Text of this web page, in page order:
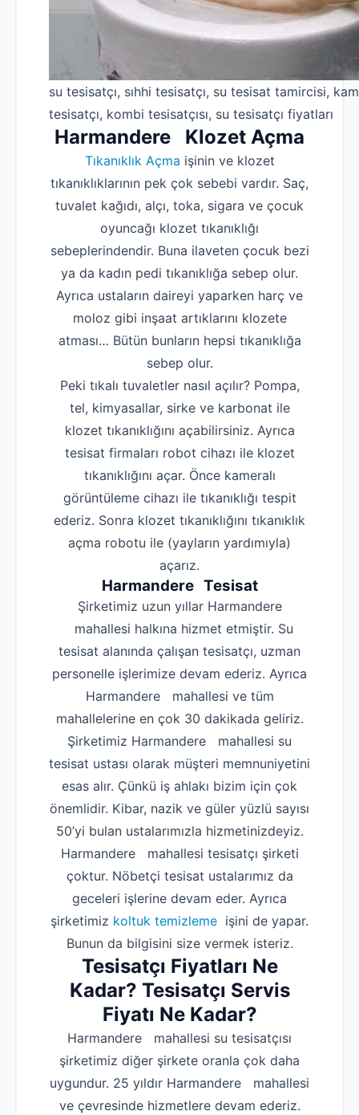
su tesisatçı, sıhhi tesisatçı, su tesisat tamircisi,
tesisatçı, kombi tesisatçısı, su tesisatçı fiyatları
Harmandere Klozet Açma
Tıkanıklık Açma işinin ve klozet
tıkanıklıklarının pek çok sebebi vardır. Saç,
tuvalet kağıdı, alçı, toka, sigara ve çocuk
oyuncağı klozet tıkanıklığı
sebeplerindendir. Buna ilaveten çocuk bezi
ya da kadın pedi tıkanıklığa sebep olur.
Ayrıca ustaların daireyi yaparken harç ve
moloz gibi inşaat artıklarını klozete
atması… Bütün bunların hepsi tıkanıklığa
sebep olur.
Peki tıkalı tuvaletler nasıl açılır? Pompa,
tel, kimyasallar, sirke ve karbonat ile
klozet tıkanıklığını açabilirsiniz. Ayrıca
tesisat firmaları robot cihazı ile klozet
tıkanıklığını açar. Önce kameralı
görüntüleme cihazı ile tıkanıklığı tespit
ederiz. Sonra klozet tıkanıklığını tıkanıklık
açma robotu ile (yayların yardımıyla)
açarız.
Harmandere Tesisat
Şirketimiz uzun yıllar Harmandere
mahallesi halkına hizmet etmiştir. Su
tesisat alanında çalışan tesisatçı, uzman
personelle işlerimize devam ederiz. Ayrıca
Harmandere mahallesi ve tüm
mahallelerine en çok 30 dakikada geliriz.
Şirketimiz Harmandere mahallesi su
tesisat ustası olarak müşteri memnuniyetini
esas alır. Çünkü iş ahlakı bizim için çok
önemlidir. Kibar, nazik ve güler yüzlü sayısı
50’yi bulan ustalarımızla hizmetinizdeyiz.
Harmandere mahallesi tesisatçı şirketi
çoktur. Nöbetçi tesisat ustalarımız da
geceleri işlerine devam eder. Ayrıca
şirketimiz koltuk temizleme işini de yapar.
Bunun da bilgisini size vermek isteriz.
Tesisatçı Fiyatları Ne
Kadar? Tesisatçı Servis
Fiyatı Ne Kadar?
Harmandere mahallesi su tesisatçısı
şirketimiz diğer şirkete oranla çok daha
uygundur. 25 yıldır Harmandere mahallesi
ve çevresinde hizmetlere devam ederiz.